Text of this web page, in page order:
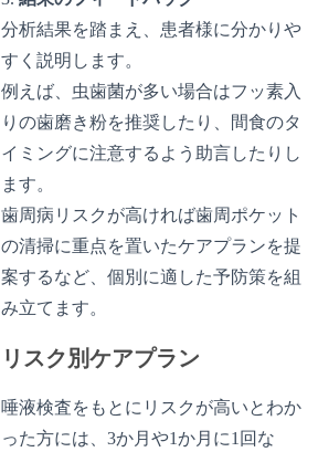
分析結果を踏まえ、患者様に分かりや
すく説明します。
例えば、虫歯菌が多い場合はフッ素入
りの歯磨き粉を推奨したり、間食のタ
イミングに注意するよう助言したりし
ます。
歯周病リスクが高ければ歯周ポケット
の清掃に重点を置いたケアプランを提
案するなど、個別に適した予防策を組
み立てます。
リスク別ケアプラン
唾液検査をもとにリスクが高いとわか
った方には、3か月や1か月に1回な